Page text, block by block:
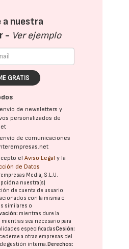
a nuestra
- Ver ejemplo
GRATIS
de newsletters y
personalizados de
de comunicaciones
elAviso Legal y la
de Datos
Media, S.L.U.
a nuestra(s)
de cuenta de usuario.
con la misma o
similares o
mientras dure la
sea necesario para
especificadasCesión:
a otras empresas del
gestión interna.Derechos: